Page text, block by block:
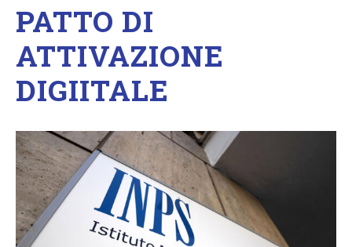
PATTO DI
ATTIVAZIONE
DIGIITALE